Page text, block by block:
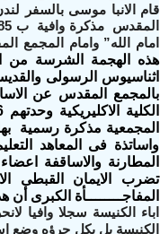
قام الانبا موسى بالسفر
امام الله” وامام المجمع
هذه الهجمة الشرسة من
اثناسيوس الرسولى
بالمجمع المقدس عن
واساتذة فى المعاهد
المطارنة والاساقفة
تضرب الايمان القبطى
المفاجــــــــأة
اباء الكنيسة سجلا وافيا
الكنيسة بل بكل جرؤه وضع